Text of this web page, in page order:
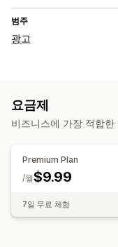
범주
광고
캠페인 관리
실적 분석
실적 추적 광고 비용
요금제
비즈니스에 가장 적합
Premium Plan
$9.99
/월
7일 무료 체험